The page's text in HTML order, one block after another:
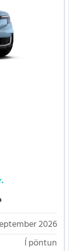
2026
Í pöntun